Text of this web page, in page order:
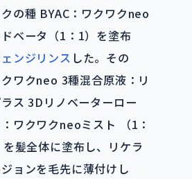
の種 BYAC：ワクワクneo
ベータ（1：1）を塗布
ンジリンス した。その
ワクneo 3種混合原液：リ
ス 3Dリノベーターロー
ワクワクneoミスト （1：
髪全体に塗布し、リケラ
ョンを毛先に薄付けし